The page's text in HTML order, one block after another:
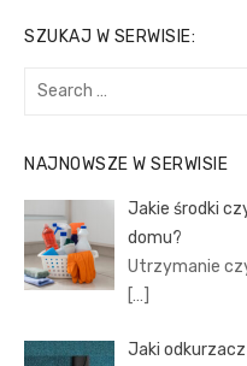
SZUKAJ W SERWISIE:
Search
NAJNOWSZE W SERWISIE
Jakie środki
domu?
Utrzymanie
[…]
Jaki